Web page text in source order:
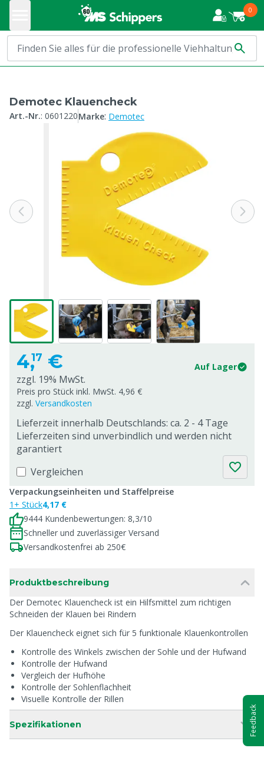
0
Demotec Klauencheck
Art.-Nr.: 0601220Marke: Demotec
4,17 € Auf Lager
zzgl. 19% MwSt.
Preis pro Stück inkl. MwSt. 4,96 €
zzgl. Versandkosten
Lieferzeit innerhalb Deutschlands: ca. 2 - 4 Tage
Lieferzeiten sind unverbindlich und werden nicht
garantiert
Vergleichen
Verpackungseinheiten und Staffelpreise
1+ Stück4,17 €
9444 Kundenbewertungen: 8,3/10
Schneller und zuverlässiger Versand
Versandkostenfrei ab 250€
Produktbeschreibung
Der Demotec Klauencheck ist ein Hilfsmittel zum richtigen
Schneiden der Klauen bei Rindern
Der Klauencheck eignet sich für 5 funktionale Klauenkontrollen
Kontrolle des Winkels zwischen der Sohle und der Hufwand
Kontrolle der Hufwand
Vergleich der Hufhöhe
Kontrolle der Sohlenflachheit
Visuelle Kontrolle der Rillen
Spezifikationen Feedback